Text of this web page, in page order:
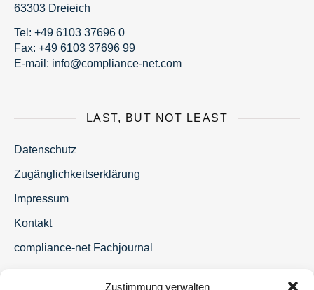
Zustimmung verwalten
63303 Dreieich
Tel: +49 6103 37696 0
Fax: +49 6103 37696 99
E-mail:
moc.t
en-ec
nailp
moc@o
fni
LAST, BUT NOT LEAST
Datenschutz
Zugänglichkeitserklärung
Impressum
Kontakt
compliance-net Fachjournal